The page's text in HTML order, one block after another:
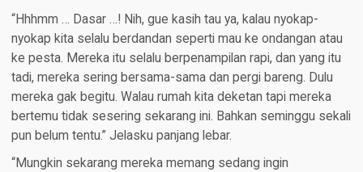
“Hhhmm … Dasar …! Nih, gue kasih tau ya, kalau nyokap-
nyokap kita selalu berdandan seperti mau ke ondangan atau
ke pesta. Mereka itu selalu berpenampilan rapi, dan yang itu
tadi, mereka sering bersama-sama dan pergi bareng. Dulu
mereka gak begitu. Walau rumah kita deketan tapi mereka
bertemu tidak sesering sekarang ini. Bahkan seminggu sekali
pun belum tentu.” Jelasku panjang lebar.
“Mungkin sekarang mereka memang sedang ingin